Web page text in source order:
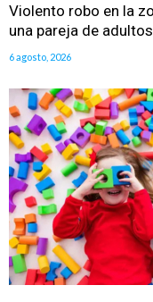
Violento robo en la
una pareja de
6 agosto, 2026